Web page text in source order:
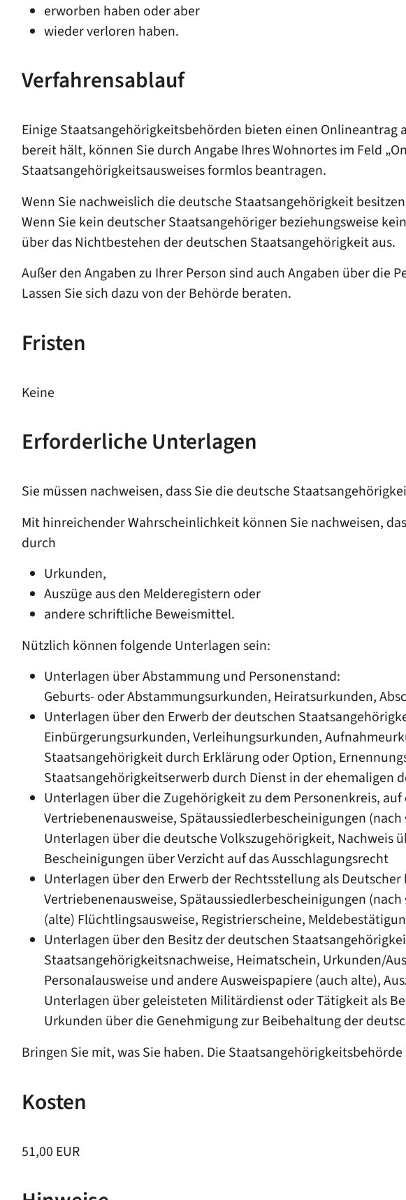
erworben haben oder aber
wieder verloren haben.
Verfahrensablauf
Einige Staatsangehörigkeitsbehörden bieten einen
bereit hält, können Sie durch Angabe Ihres Wohnortes im Feld
Staatsangehörigkeitsausweises formlos beantragen.
Wenn Sie nachweislich die deutsche Staatsangehörigkeit
Wenn Sie kein deutscher Staatsangehöriger beziehungsweise
über das Nichtbestehen der deutschen Staatsangehörigkeit aus.
Außer den Angaben zu Ihrer Person sind auch Angaben über
Lassen Sie sich dazu von der Behörde beraten.
Fristen
Keine
Erforderliche Unterlagen
Sie müssen nachweisen, dass Sie die deutsche
Mit hinreichender Wahrscheinlichkeit können Sie nachweisen,
durch
Urkunden,
Auszüge aus den Melderegistern oder
andere schriftliche Beweismittel.
Nützlich können folgende Unterlagen sein:
Unterlagen über Abstammung und Personenstand:
Geburts- oder Abstammungsurkunden, Heiratsurkunden,
Unterlagen über den Erwerb der deutschen
Einbürgerungsurkunden, Verleihungsurkunden,
Staatsangehörigkeit durch Erklärung oder Option,
Staatsangehörigkeitserwerb durch Dienst in der ehemaligen
Unterlagen über die Zugehörigkeit zu dem Personenkreis,
Vertriebenenausweise, Spätaussiedlerbescheinigungen
Unterlagen über die deutsche Volkszugehörigkeit,
Bescheinigungen über Verzicht auf das Ausschlagungsrecht
Unterlagen über den Erwerb der Rechtsstellung als
Vertriebenenausweise, Spätaussiedlerbescheinigungen (nach
(alte) Flüchtlingsausweise, Registrierscheine,
Unterlagen über den Besitz der deutschen
Staatsangehörigkeitsnachweise, Heimatschein, Urkunden/
Personalausweise und andere Ausweispapiere (auch alte),
Unterlagen über geleisteten Militärdienst oder Tätigkeit als
Urkunden über die Genehmigung zur Beibehaltung der
Bringen Sie mit, was Sie haben. Die
Kosten
51,00 EUR